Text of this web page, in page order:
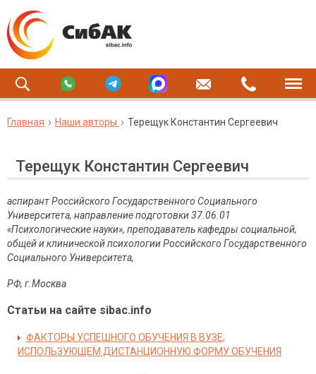
Главная Наши авторы Терещук Константин Сергеевич
Терещук Константин Сергеевич
аспирант Российского Государственного Социального
Университета, направление подготовки 37.06.01
«Психологические науки», преподаватель кафедры социальной,
общей и клинической психологии Российского Государственного
Социального Университета,
РФ, г Москва
Статьи на сайте sibac.info
ФАКТОРЫ УСПЕШНОГО ОБУЧЕНИЯ В ВУЗЕ,
ИСПОЛЬЗУЮЩЕМ ДИСТАНЦИОННУЮ ФОРМУ ОБУЧЕНИЯ